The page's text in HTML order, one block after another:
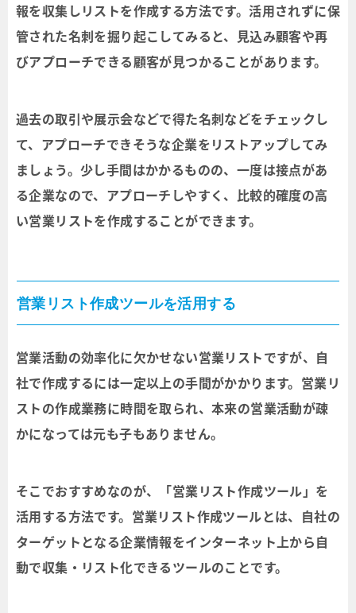
報を収集しリストを作成する方法です。活用されずに保
管された名刺を掘り起こしてみると、見込み顧客や再
びアプローチできる顧客が見つかることがあります。
過去の取引や展示会などで得た名刺などをチェックし
て、アプローチできそうな企業をリストアップしてみ
ましょう。少し手間はかかるものの、一度は接点があ
る企業なので、アプローチしやすく、比較的確度の高
い営業リストを作成することができます。
営業リスト作成ツールを活用する
営業活動の効率化に欠かせない営業リストですが、自
社で作成するには一定以上の手間がかかります。営業リ
ストの作成業務に時間を取られ、本来の営業活動が疎
かになっては元も子もありません。
そこでおすすめなのが、「営業リスト作成ツール」を
活用する方法です。営業リスト作成ツールとは、自社の
ターゲットとなる企業情報をインターネット上から自
動で収集・リスト化できるツールのことです。